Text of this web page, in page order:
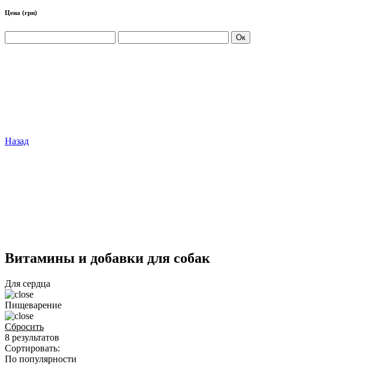
Цена (грн)
Ок
Назад
Витамины и добавки для собак
Для сердца
Пищеварение
Сбросить
8 результатов
Сортировать:
По популярности